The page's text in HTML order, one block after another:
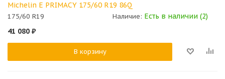
Michelin E PRIMACY 175/60 R19 86Q
175/60 R19 Наличие: Есть в наличии (2)
41 080 ₽
В корзину